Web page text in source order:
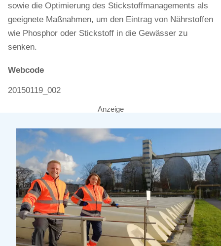
sowie die Optimierung des Stickstoffmanagements als
geeignete Maßnahmen, um den Eintrag von Nährstoffen
wie Phosphor oder Stickstoff in die Gewässer zu
senken.
Webcode
20150119_002
Anzeige